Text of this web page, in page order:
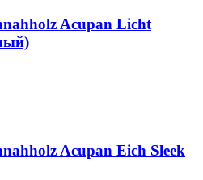
Acupan Licht
Acupan Eich Sleek